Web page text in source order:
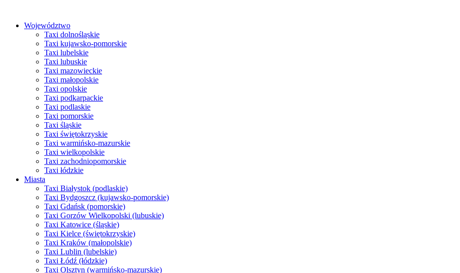
treści
Województwo
Taxi dolnośląskie
Taxi kujawsko-pomorskie
Taxi lubelskie
Taxi lubuskie
Taxi mazowieckie
Taxi małopolskie
Taxi opolskie
Taxi podkarpackie
Taxi podlaskie
Taxi pomorskie
Taxi śląskie
Taxi świętokrzyskie
Taxi warmińsko-mazurskie
Taxi wielkopolskie
Taxi zachodniopomorskie
Taxi łódzkie
Miasta
Taxi Białystok (podlaskie)
Taxi Bydgoszcz (kujawsko-pomorskie)
Taxi Gdańsk (pomorskie)
Taxi Gorzów Wielkopolski (lubuskie)
Taxi Katowice (śląskie)
Taxi Kielce (świętokrzyskie)
Taxi Kraków (małopolskie)
Taxi Lublin (lubelskie)
Taxi Łódź (łódzkie)
Taxi Olsztyn (warmińsko-mazurskie)